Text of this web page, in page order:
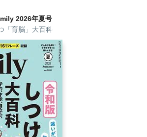
2026年夏号
「育脳」大百科